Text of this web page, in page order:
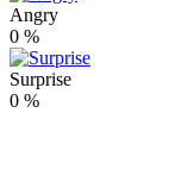
Angry
0 %
Surprise
0 %